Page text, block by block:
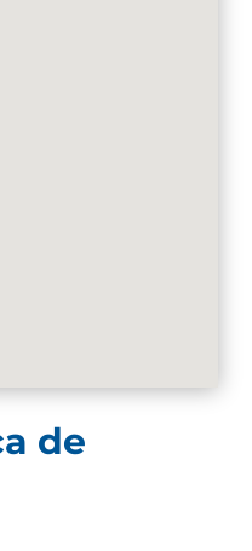
de